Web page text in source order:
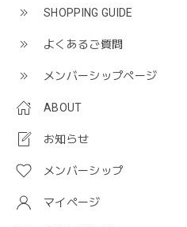
SHOPPING GUIDE
よくあるご質問
メンバーシップページ
ABOUT
お知らせ
メンバーシップ
マイページ